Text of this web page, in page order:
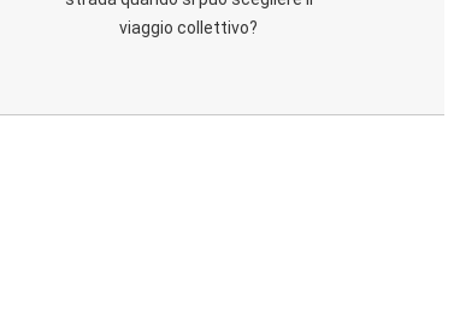
viaggio collettivo?